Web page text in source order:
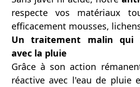
respecte vos matériaux
efficacement mousses,
Un traitement malin qui
avec la pluie
Grâce à son action
réactive avec l'eau de pluie